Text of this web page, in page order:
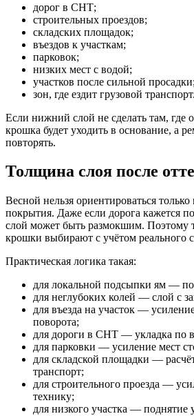
дорог в СНТ;
строительных проездов;
складских площадок;
въездов к участкам;
парковок;
низких мест с водой;
участков после сильной просадки;
зон, где ездит грузовой транспорт.
Если нижний слой не сделать там, где
крошка будет уходить в основание, а
повторять.
Толщина слоя после
Весной нельзя ориентироваться
покрытия. Даже если дорога кажется
слой может быть размокшим. Поэтому
крошки выбирают с учётом реального
Практическая логика такая:
для локальной подсыпки ям — по
для неглубоких колей — слой с
для въезда на участок —
поворота;
для дороги в СНТ — укладка по
для парковки — усиление мест
для складской площадки —
транспорт;
для строительного проезда —
технику;
для низкого участка — поднятие